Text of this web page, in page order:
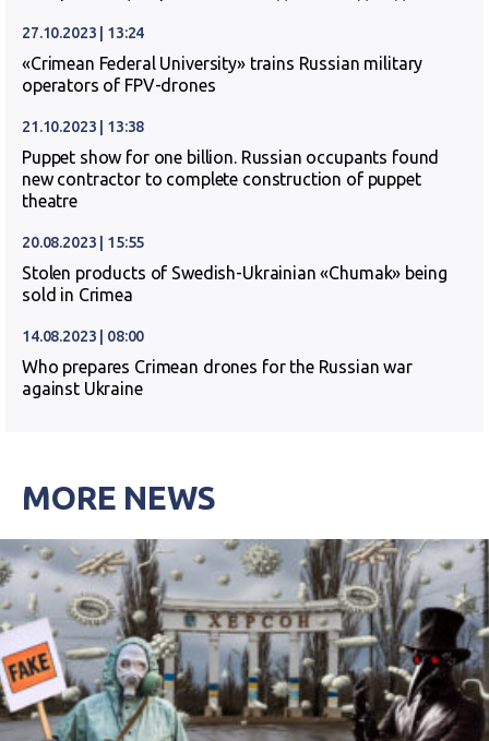
27.10.2023 | 13:24
«Crimean Federal University» trains Russian military
operators of FPV-drones
21.10.2023 | 13:38
Puppet show for one billion. Russian occupants found
new contractor to complete construction of puppet
theatre
20.08.2023 | 15:55
Stolen products of Swedish-Ukrainian «Chumak» being
sold in Crimea
14.08.2023 | 08:00
Who prepares Crimean drones for the Russian war
against Ukraine
MORE NEWS